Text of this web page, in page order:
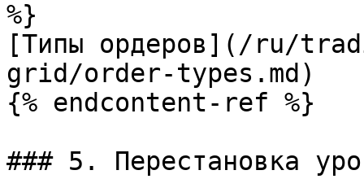
%}
[Типы ордеров](/ru/
grid/order-types.md)
{% endcontent-ref %}
### 5. Перестановка